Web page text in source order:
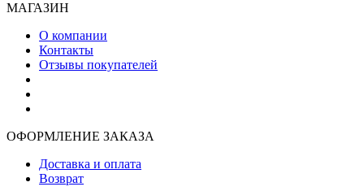
МАГАЗИН
О компании
Контакты
Отзывы покупателей
ОФОРМЛЕНИЕ ЗАКАЗА
Доставка и оплата
Возврат